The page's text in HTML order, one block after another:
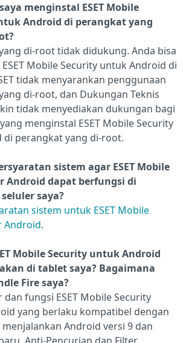
menginstal ESET Mobile
Android di perangkat yang
di-root tidak didukung. Anda bisa
Mobile Security untuk Android di
tidak menyarankan penggunaan
di-root, dan Dukungan Teknis
tidak menyediakan dukungan bagi
menginstal ESET Mobile Security
perangkat yang di-root.
sistem agar ESET Mobile
Android dapat berfungsi di
saya?
sistem untuk ESET Mobile
Android.
Mobile Security untuk Android
di tablet saya? Bagaimana
Fire saya?
fungsi ESET Mobile Security
yang berlaku kompatibel dengan
Android versi 9 dan